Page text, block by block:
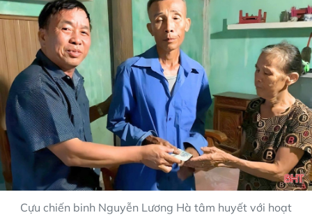
Cựu chiến binh Nguyễn Lương Hà tâm huyết với hoạt